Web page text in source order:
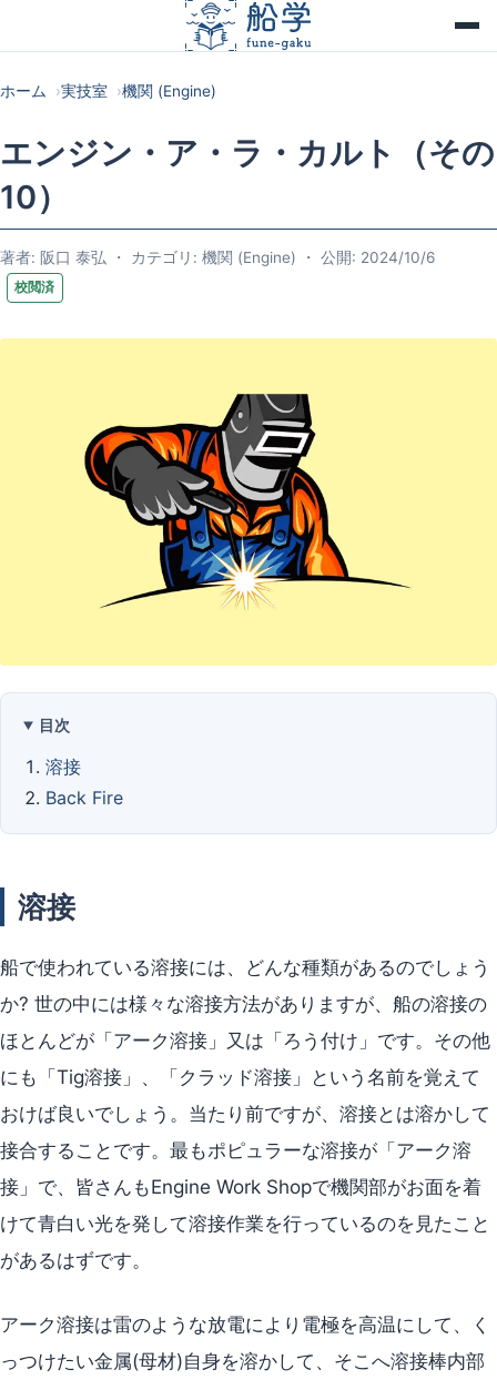
ホーム 実技室 機関 (Engine)
エンジン・ア・ラ・カルト（その
10）
著者: 阪口 泰弘 ・ カテゴリ: 機関 (Engine) ・ 公開: 2024/10/6
校閲済
目次
溶接
Back Fire
溶接
船で使われている溶接には、どんな種類があるのでしょう
か? 世の中には様々な溶接方法がありますが、船の溶接の
ほとんどが「アーク溶接」又は「ろう付け」です。その他
にも「Tig溶接」、「クラッド溶接」という名前を覚えて
おけば良いでしょう。当たり前ですが、溶接とは溶かして
接合することです。最もポピュラーな溶接が「アーク溶
接」で、皆さんもEngine Work Shopで機関部がお面を着
けて青白い光を発して溶接作業を行っているのを見たこと
があるはずです。
アーク溶接は雷のような放電により電極を高温にして、く
っつけたい金属(母材)自身を溶かして、そこへ溶接棒内部